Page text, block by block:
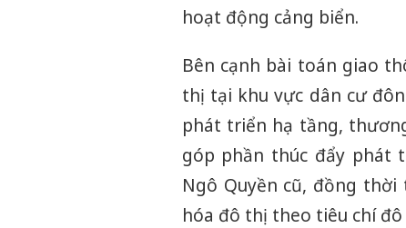
hoạt động cảng biển.
Bên cạnh bài toán giao
thị tại khu vực dân cư
phát triển hạ tầng,
góp phần thúc đẩy phát
Ngô Quyền cũ, đồng
hóa đô thị theo tiêu chí